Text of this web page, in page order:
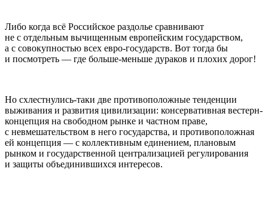
Либо когда всё Российское раздолье сравнивают
не с отдельным вычищенным европейским государством,
а с совокупностью всех евро-государств. Вот тогда бы
и посмотреть — где больше-меньше дураков и плохих дорог!
Но схлестнулись-таки две противоположные тенденции
выживания и развития цивилизации: консервативная вестерн-
концепция на свободном рынке и частном праве,
с невмешательством в него государства, и противоположная
ей концепция — с коллективным единением, плановым
рынком и государственной централизацией регулирования
и защиты объединившихся интересов.